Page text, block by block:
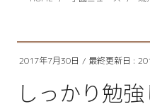
2017年7月30日 / 最終更新日 :
しっかり勉